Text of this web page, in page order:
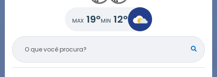
O QUE VOCÊ PROCURA?
19° 12°